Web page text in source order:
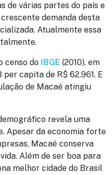
de várias partes do país e
demanda desta
Atualmente essa
censo do IBGE (2010), em
per capita de R$ 62.961. E
de Macaé atingiu
revela uma
Apesar da economia forte
Macaé conserva
Além de ser boa para
melhor cidade do Brasil